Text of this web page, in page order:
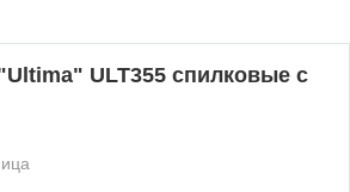
ULT355 спилковые с